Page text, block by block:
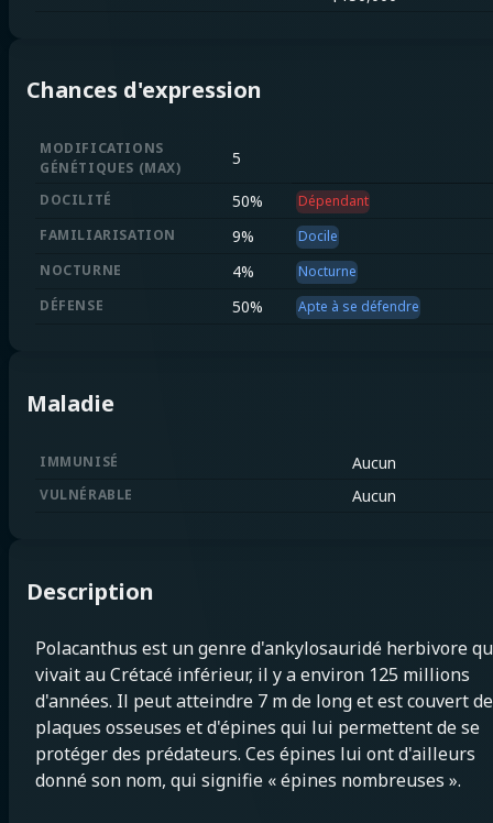
Chances d'expression
MODIFICATIONS
GÉNÉTIQUES (MAX) 5
DOCILITÉ 50%
Dépendant
FAMILIARISATION
9%
Docile
NOCTURNE
4%
Nocturne
DÉFENSE
50% Apte à se défendre
Maladie
IMMUNISÉ Aucun
VULNÉRABLE Aucun
Description
Polacanthus est un genre d'ankylosauridé herbivore
vivait au Crétacé inférieur, il y a environ 125 millions
d'années. Il peut atteindre 7 m de long et est couvert de
plaques osseuses et d'épines qui lui permettent de se
protéger des prédateurs. Ces épines lui ont d'ailleurs
donné son nom, qui signifie « épines nombreuses ».